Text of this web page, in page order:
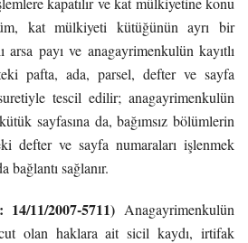
kat mülkiyeti kütüğünün ayrı bir
arsa payı ve anagayrimenkulün kayıtlı
pafta, ada, parsel, defter ve sayfa
tescil edilir; anagayrimenkulün
sayfasına da, bağımsız bölümlerin
defter ve sayfa numaraları işlenmek
bağlantı sağlanır.
11/2007-5711) Anagayrimenkulün
olan haklara ait sicil kaydı, irtifak